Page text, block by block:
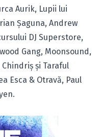
Aurik, Lupii lui
Șaguna, Andrew
DJ Superstore,
Gang, Moonsound,
și Taraful
Esca & Otravă, Paul